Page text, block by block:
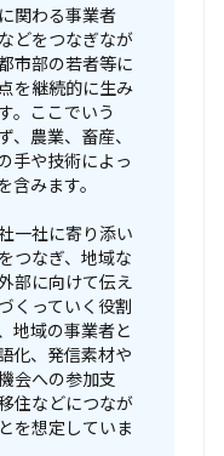
関わる事業者
どをつなぎなが
市部の若者等に
を継続的に生み
。ここでいう
、農業、畜産、
手や技術によっ
みます。
一社に寄り添い
つなぎ、地域な
部に向けて伝え
くっていく役割
地域の事業者と
化、発信素材や
会への参加支
住などにつなが
を想定していま